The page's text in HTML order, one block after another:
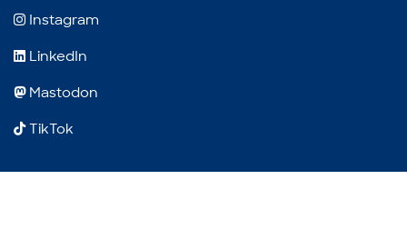
Instagram
LinkedIn
Mastodon
TikTok